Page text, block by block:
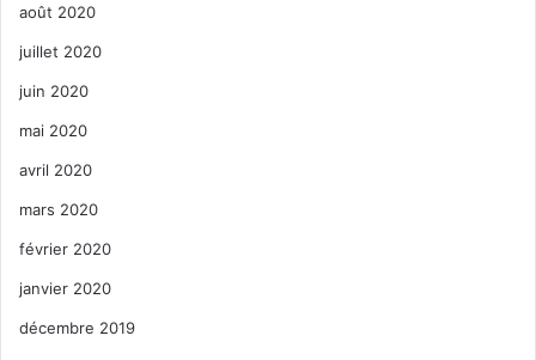
août 2020
juillet 2020
juin 2020
mai 2020
avril 2020
mars 2020
février 2020
janvier 2020
décembre 2019